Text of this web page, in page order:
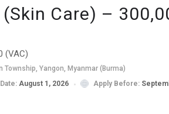
Care) –
(VAC)
Township, Yangon, Myanmar (Burma)
August 1, 2026 Apply Before: